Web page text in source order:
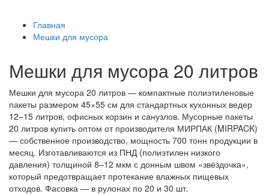
Главная
Мешки для мусора
Мешки для мусора 20 литров
Мешки для мусора 20 литров — компактные полиэтиленовые
пакеты размером 45×55 см для стандартных кухонных ведер
12–15 литров, офисных корзин и санузлов. Мусорные пакеты
20 литров купить оптом от производителя МИРПАК (MIRPACK)
— собственное производство, мощность 700 тонн продукции в
месяц. Изготавливаются из ПНД (полиэтилен низкого
давления) толщиной 8–12 мкм с донным швом «звёздочка»,
который предотвращает протекание влажных пищевых
отходов. Фасовка — в рулонах по 20 и 30 шт.